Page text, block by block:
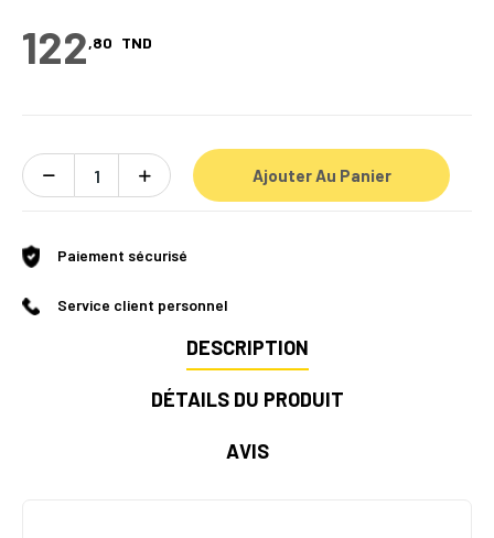
122,80 TND
Ajouter Au Panier
Paiement sécurisé
Service client personnel
DESCRIPTION
DÉTAILS DU PRODUIT
AVIS